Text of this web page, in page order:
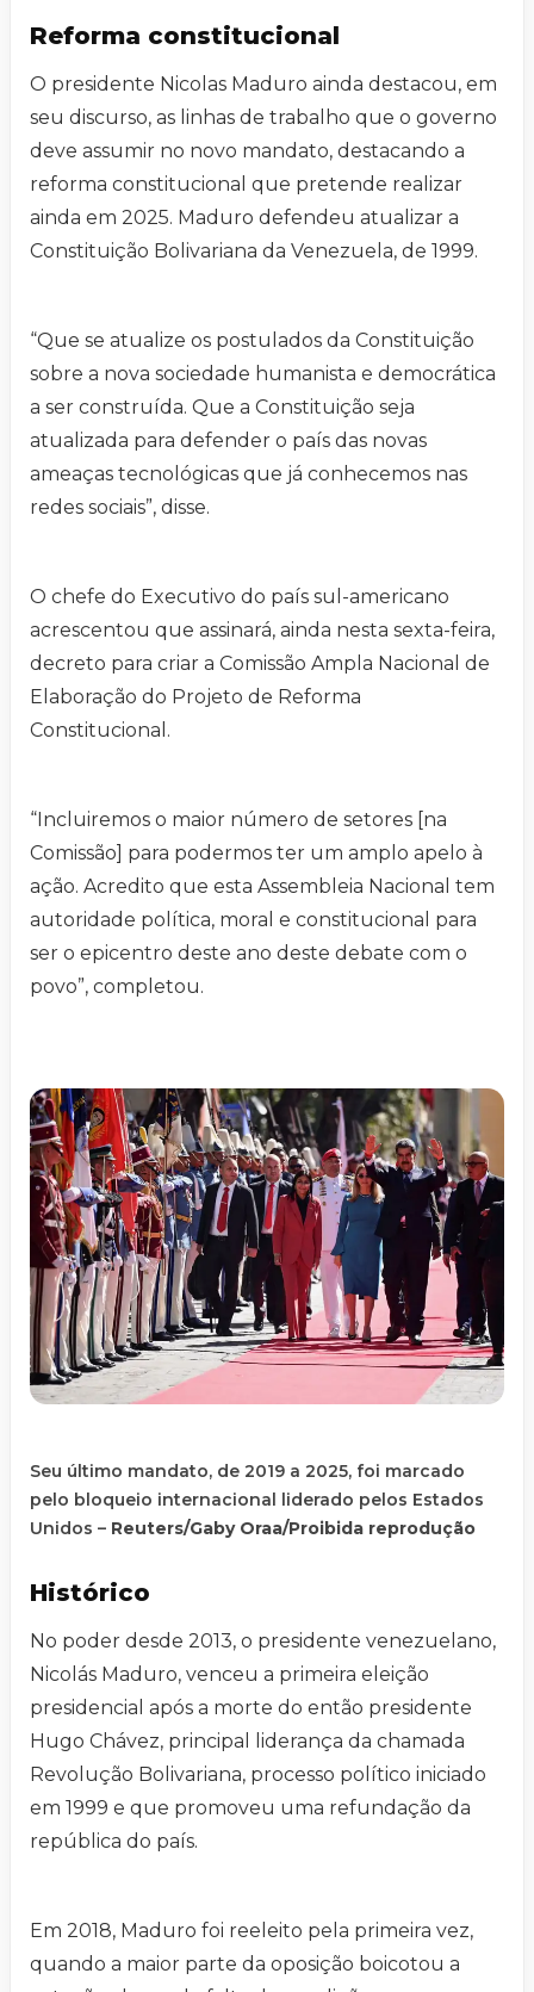
Reforma constitucional
O presidente Nicolas Maduro ainda destacou, em
seu discurso, as linhas de trabalho que o governo
deve assumir no novo mandato, destacando a
reforma constitucional que pretende realizar
ainda em 2025. Maduro defendeu atualizar a
Constituição Bolivariana da Venezuela, de 1999.
“Que se atualize os postulados da Constituição
sobre a nova sociedade humanista e democrática
a ser construída. Que a Constituição seja
atualizada para defender o país das novas
ameaças tecnológicas que já conhecemos nas
redes sociais”, disse.
O chefe do Executivo do país sul-americano
acrescentou que assinará, ainda nesta sexta-feira,
decreto para criar a Comissão Ampla Nacional de
Elaboração do Projeto de Reforma
Constitucional.
“Incluiremos o maior número de setores [na
Comissão] para podermos ter um amplo apelo à
ação. Acredito que esta Assembleia Nacional tem
autoridade política, moral e constitucional para
ser o epicentro deste ano deste debate com o
povo”, completou.
Seu último mandato, de 2019 a 2025, foi marcado
pelo bloqueio internacional liderado pelos Estados
Unidos – Reuters/Gaby Oraa/Proibida reprodução
Histórico
No poder desde 2013, o presidente venezuelano,
Nicolás Maduro, venceu a primeira eleição
presidencial após a morte do então presidente
Hugo Chávez, principal liderança da chamada
Revolução Bolivariana, processo político iniciado
em 1999 e que promoveu uma refundação da
república do país.
Em 2018, Maduro foi reeleito pela primeira vez,
quando a maior parte da oposição boicotou a